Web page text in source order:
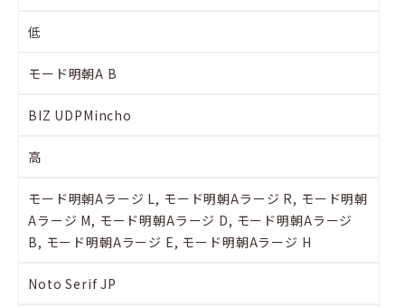
低
モード明朝A B
BIZ UDPMincho
高
モード明朝Aラージ L, モード明朝Aラージ R, モード明朝
Aラージ M, モード明朝Aラージ D, モード明朝Aラージ
B, モード明朝Aラージ E, モード明朝Aラージ H
Noto Serif JP